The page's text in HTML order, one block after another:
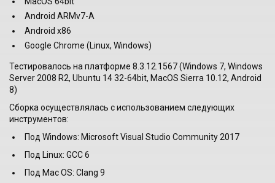
Android ARMv7-A
Android x86
Google Chrome (Linux, Windows)
Тестировалось на платформе 8.3.12.1567 (Windows 7, Windows
Server 2008 R2, Ubuntu 14 32-64bit, MacOS Sierra 10.12, Android
8)
Сборка осуществлялась с использованием следующих
инструментов:
Под Windows: Microsoft Visual Studio Community 2017
Под Linux: GCC 6
Под Mac OS: Clang 9